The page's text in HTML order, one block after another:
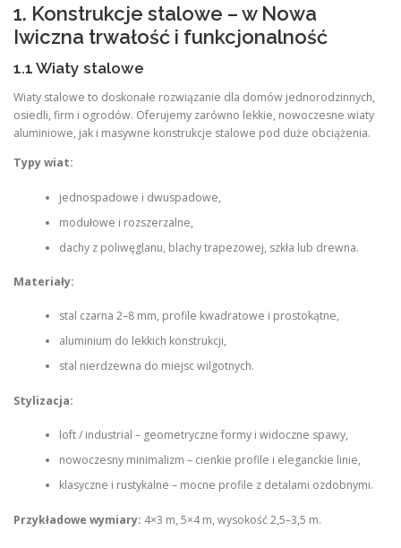
1. Konstrukcje stalowe – w Nowa
Iwiczna trwałość i funkcjonalność
1.1 Wiaty stalowe
Wiaty stalowe to doskonałe rozwiązanie dla domów jednorodzinnych,
osiedli, firm i ogrodów. Oferujemy zarówno lekkie, nowoczesne wiaty
aluminiowe, jak i masywne konstrukcje stalowe pod duże obciążenia.
Typy wiat:
jednospadowe i dwuspadowe,
modułowe i rozszerzalne,
dachy z poliwęglanu, blachy trapezowej, szkła lub drewna.
Materiały:
stal czarna 2–8 mm, profile kwadratowe i prostokątne,
aluminium do lekkich konstrukcji,
stal nierdzewna do miejsc wilgotnych.
Stylizacja:
loft / industrial – geometryczne formy i widoczne spawy,
nowoczesny minimalizm – cienkie profile i eleganckie linie,
klasyczne i rustykalne – mocne profile z detalami ozdobnymi.
Przykładowe wymiary: 4×3 m, 5×4 m, wysokość 2,5–3,5 m.